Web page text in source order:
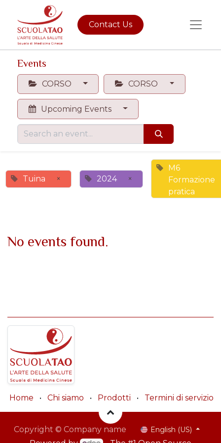
Contact Us
Events
CORSO CORSO
Upcoming Events
Tuina × 2024 ×
M6
Formazione
pratica
No events found.
Home • Chi siamo • Prodotti • Termini di servizio
Copyright © Company name English (US)